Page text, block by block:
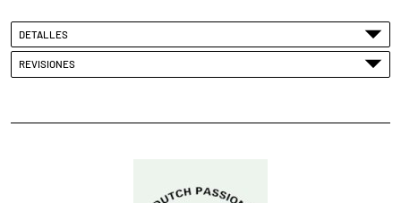
DETALLES
REVISIONES